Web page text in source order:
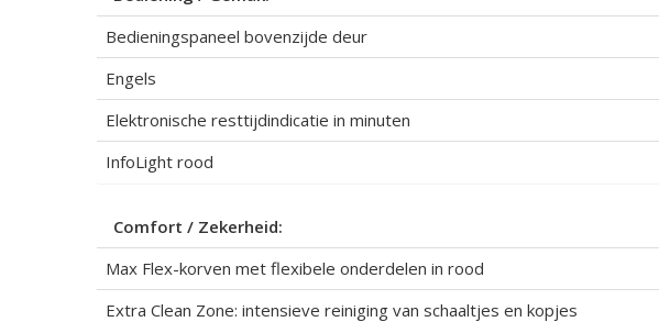
Bedieningspaneel bovenzijde deur
Engels
Elektronische resttijdindicatie in minuten
InfoLight rood
Comfort / Zekerheid:
Max Flex-korven met flexibele onderdelen in rood
Extra Clean Zone: intensieve reiniging van schaaltjes en kopjes